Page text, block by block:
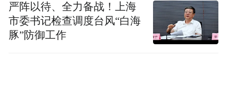
严阵以待、全力备战！上海
市委书记检查调度台风“白海
豚”防御工作